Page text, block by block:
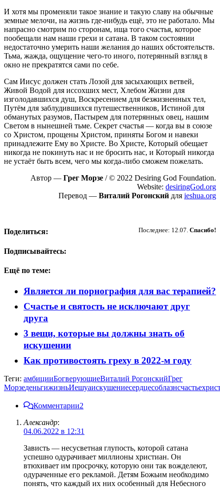
И хотя мы променяли такое знание и такую славу на обычные
земные мелочи, на жизнь где-нибудь ещё, это не работало. Мы
напрасно смотрим по сторонам, ища того счастья, которое
пообещали нам наши грехи и сатана. В таком состоянии
недостаточно умерить наши желания до наших обстоятельств.
Тьма, жажда, ощущение чего-то иного, потерянный взгляд в
окно не прекратятся сами по себе.
Сам Иисус должен стать Лозой для засыхающих ветвей,
Живой Водой для иссохших мест, Хлебом Жизни для
изголодавшихся душ, Воскресением для безжизненных тел,
Путём для заблудившихся путешественников, Истиной для
обманутых разумов, Пастырем для потерянных овец, нашим
Светом в нынешней тьме. Секрет счастья — когда вы в союзе
со Христом, прощены Христом, приняты Богом и навеки
принадлежите Ему во Христе. Во Христе, Который обещает
никогда не покинуть нас и не бросить нас, и Который никогда
не устаёт быть всем, чего мы когда-либо сможем пожелать.
Автор — Грег Морзе / © 2022 Desiring God Foundation.
Website: desiringGod.org
Перевод — Виталий Рогонский для ieshua.org
Последнее: 12.07. Спасибо!
Поделиться:
Подписывайтесь:
Ещё по теме:
Является ли порнография для вас терапией?
Счастье и святость не исключают друг
друга
3 вещи, которые вы должны знать об
искушении
Как противостоять греху в 2022-м году
Теги: амбицииБогверующиеВиталий РогонскийГрег
МорзеденьгижизньИешуаискушениесердцесоблазнсчастье
Комментарии2
Александр:
04.06.2022 в 12:31
Зависть — несусветная глупость, которой сатана
успешно одурачивает миллионы христиан. Он
втюхивает им просрочку, которую они так вожделеют,
одураченные его рекламой. Детям Божьим необходимо
понять, что каждый их них особенный для Небесного